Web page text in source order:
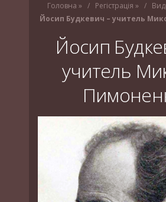
Головна » Регістрація »
Йосип Будкевич – учитель
Йосип
учитель